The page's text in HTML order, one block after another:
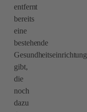
entfernt
bereits
eine
bestehende
Gesundheitseinrichtung
gibt,
die
noch
dazu